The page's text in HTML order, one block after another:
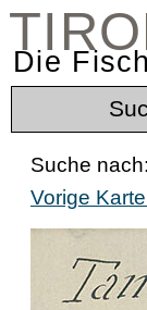
Die
Suche
Vorige